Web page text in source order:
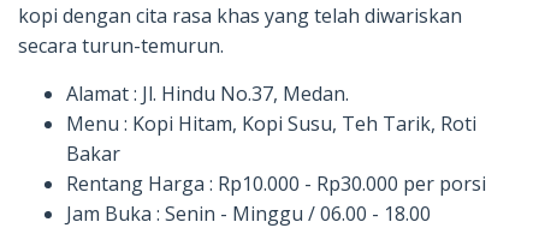
kopi dengan cita rasa khas yang telah diwariskan
secara turun-temurun.
Alamat : Jl. Hindu No.37, Medan.
Menu : Kopi Hitam, Kopi Susu, Teh Tarik, Roti
Bakar
Rentang Harga : Rp10.000 - Rp30.000 per porsi
Jam Buka : Senin - Minggu / 06.00 - 18.00